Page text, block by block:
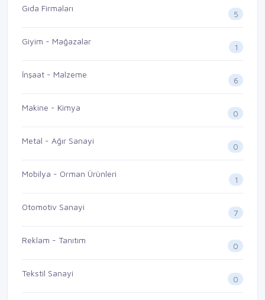
Gıda Firmaları
5
Giyim - Mağazalar
1
İnşaat - Malzeme
6
Makine - Kimya
0
Metal - Ağır Sanayi
0
Mobilya - Orman Ürünleri
1
Otomotiv Sanayi
7
Reklam - Tanıtım
0
Tekstil Sanayi
0